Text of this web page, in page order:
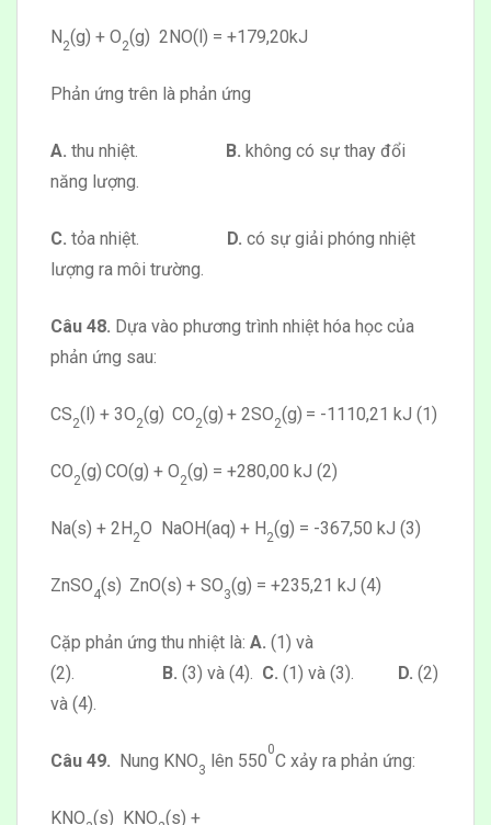
N 2(g) + O2(g) 2NO(l) = +179,20kJ
Phản ứng trên là phản ứng
A. thu nhiệt. B. không có sự thay đổi
năng lượng.
C. tỏa nhiệt. D. có sự giải phóng nhiệt
lượng ra môi trường.
Câu 48. Dựa vào phương trình nhiệt hóa học của
phản ứng sau:
CS2(l) + 3O2(g) CO2(g) + 2SO2(g) = -1110,21 kJ (1)
CO2(g) CO(g) + O2(g) = +280,00 kJ (2)
Na(s) + 2H 2O NaOH(aq) + H 2(g) = -367,50 kJ (3)
ZnSO4(s) ZnO(s) + SO3(g) = +235,21 kJ (4)
Cặp phản ứng thu nhiệt là: A. (1) và
(2). B. (3) và (4). C. (1) và (3). D. (2)
và (4).
Câu 49. Nung KNO3 lên 550
0
C xảy ra phản ứng:
KNO (s) KNO (s) +